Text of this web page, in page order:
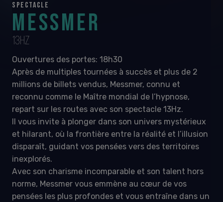
SPECTACLE
MESSMER
13HZ
Ouvertures des portes: 18h30
Après de multiples tournées à succès et plus de 2
millions de billets vendus, Messmer, connu et
reconnu comme le Maître mondial de l’hypnose,
repart sur les routes avec son spectacle 13Hz.
Il vous invite à plonger dans son univers mystérieux
et hilarant, où la frontière entre la réalité et l’illusion
disparaît, guidant vos pensées vers des territoires
inexplorés.
Avec son charisme incomparable et son talent hors
norme, Messmer vous emmène au cœur de vos
pensées les plus profondes et vous entraîne dans un